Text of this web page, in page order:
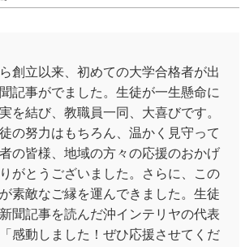
創立以来、初めての大学合格者が出
記事がでました。生徒が一生懸命に
を結び、教職員一同、大喜びです。
の努力はもちろん、温かく見守って
の皆様、地域の方々の応援のおかげ
がとうございました。さらに、この
素敵なご縁を運んできました。生徒
聞記事を読んだ沖インテリヤの代表
感動しました！ぜひ応援させてくだ